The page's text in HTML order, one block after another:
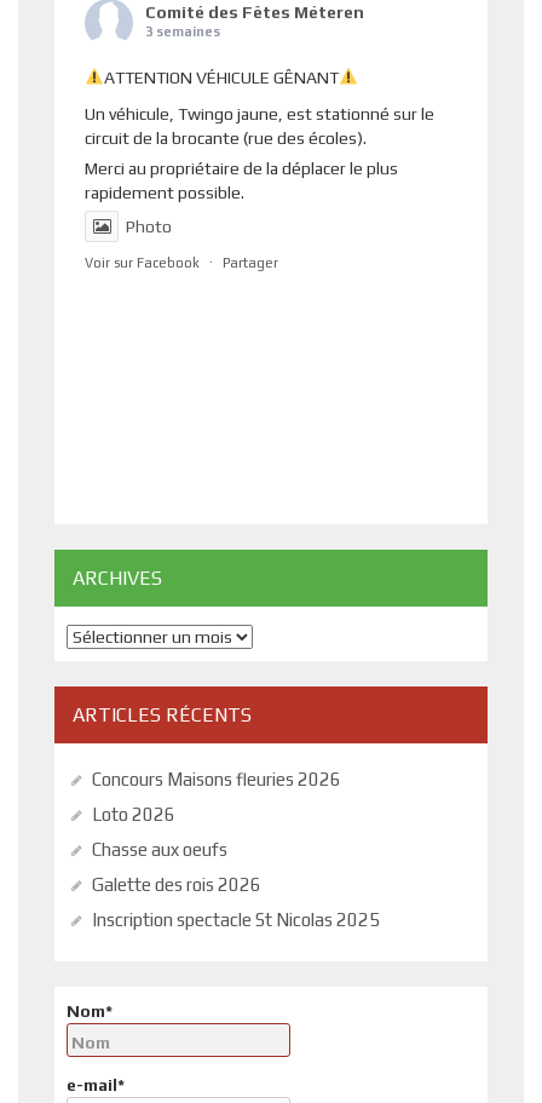
Comité des Fêtes Méteren
3 semaines
ATTENTION VÉHICULE GÊNANT
Un véhicule, Twingo jaune, est stationné sur le
circuit de la brocante (rue des écoles).
Merci au propriétaire de la déplacer le plus
rapidement possible.
Photo
Voir sur Facebook · Partager
ARCHIVES
Archives
ARTICLES RÉCENTS
Concours Maisons fleuries 2026
Loto 2026
Chasse aux oeufs
Galette des rois 2026
Inscription spectacle St Nicolas 2025
Nom*
e-mail*